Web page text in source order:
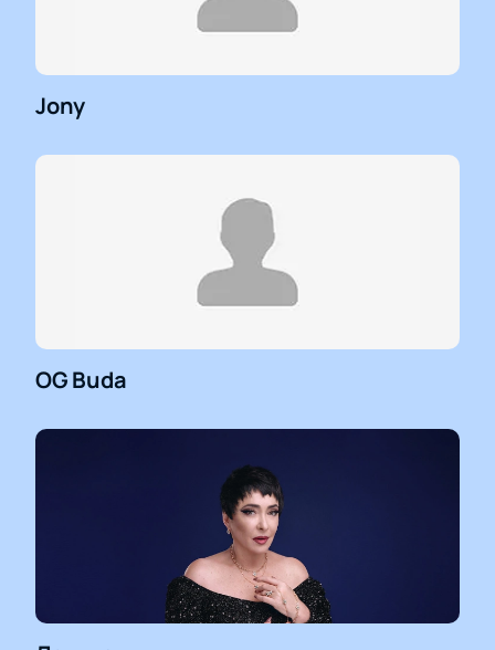
Jony
OG Buda